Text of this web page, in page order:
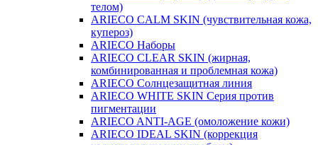
телом)
ARIECO CALM SKIN (чувствительная кожа,
купероз)
ARIECO Наборы
ARIECO CLEAR SKIN (жирная,
комбинированная и проблемная кожа)
ARIECO Солнцезащитная линия
ARIECO WHITE SKIN Серия против
пигментации
ARIECO ANTI-AGE (омоложение кожи)
ARIECO IDEAL SKIN (коррекция